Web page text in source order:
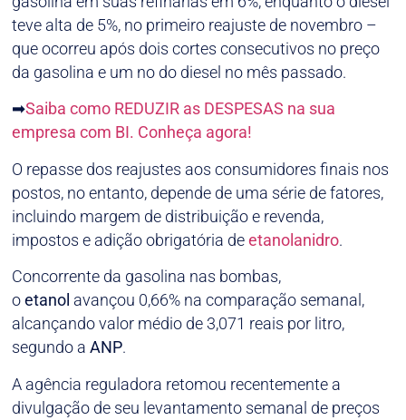
teve alta de 5%, no primeiro reajuste de novembro –
que ocorreu após dois cortes consecutivos no preço
da gasolina e um no do diesel no mês passado.
➡Saiba como REDUZIR as DESPESAS na sua
empresa com BI. Conheça agora!
O repasse dos reajustes aos consumidores finais nos
postos, no entanto, depende de uma série de fatores,
incluindo margem de distribuição e revenda,
impostos e adição obrigatória deetanol anidro.
Concorrente da gasolina nas bombas,
oetanol avançou 0,66% na comparação semanal,
alcançando valor médio de 3,071 reais por litro,
segundo aANP.
A agência reguladora retomou recentemente a
divulgação de seu levantamento semanal de preços